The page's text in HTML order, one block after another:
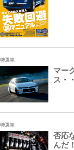
特選車
マー
ス・
特選車
否応
んだ